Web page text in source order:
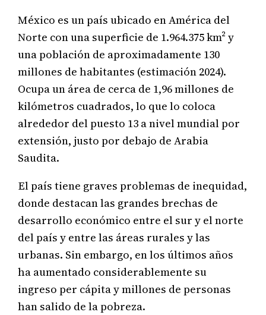
México es un país ubicado en América del
Norte con una superficie de 1.964.375 km² y
una población de aproximadamente 130
millones de habitantes (estimación 2024).
Ocupa un área de cerca de 1,96 millones de
kilómetros cuadrados, lo que lo coloca
alrededor del puesto 13 a nivel mundial por
extensión, justo por debajo de Arabia
Saudita.
El país tiene graves problemas de inequidad,
donde destacan las grandes brechas de
desarrollo económico entre el sur y el norte
del país y entre las áreas rurales y las
urbanas. Sin embargo, en los últimos años
ha aumentado considerablemente su
ingreso per cápita y millones de personas
han salido de la pobreza.